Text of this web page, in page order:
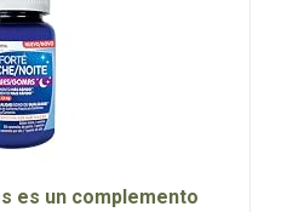
es un complemento